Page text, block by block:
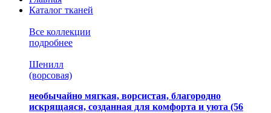
Каталог тканей
Все коллекции
подробнее
Шенилл
(ворсовая)
необычайно мягкая, ворсистая, благородно
искрящаяся, созданная для комфорта и уюта (56